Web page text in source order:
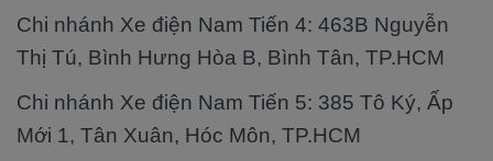
Chi nhánh Xe điện Nam Tiến 4: 463B Nguyễn
Thị Tú, Bình Hưng Hòa B, Bình Tân, TP.HCM
Chi nhánh Xe điện Nam Tiến 5: 385 Tô Ký, Ấp
Mới 1, Tân Xuân, Hóc Môn, TP.HCM